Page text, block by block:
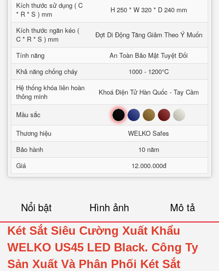
Kích thước sử dụng ( C
* R * S ) mm
H 250 * W 320 * D 240 mm
Kích thước ngăn kéo (
C * R * S ) mm
Đợt Di Động Tăng Giảm Theo Ý Muốn
Tính năng
An Toàn Bảo Mật Tuyệt Đối
Khả năng chống cháy
1000 - 1200°C
Hệ thống khóa liên hoàn
thông minh
Khoá Điện Tử Hàn Quốc - Tay Cầm
Mầu sắc Đen Xanh Nâu Đỏ Trắng
Thương hiệu
WELKO Safes
Bảo hành
10 năm
Giá
12.000.000đ
Nổi bật Hình ảnh Mô tả
Két Sắt Siêu Cường Xuất Khẩu
WELKO US45 LED Black. Công Ty
Sản Xuất Và Phân Phối Két Sắt